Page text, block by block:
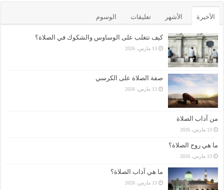
الأخيرة الأشهر تعليقات الوسوم
كيف تتغلب على الوساوس والشكوك في الصلاة؟
13 مارس، 2026
صفة الصلاة على الكرسي
13 مارس، 2026
من آداب الصلاة
13 مارس، 2026
ما هي روح الصلاة؟
13 مارس، 2026
ما هي آداب الصلاة؟
13 مارس، 2026